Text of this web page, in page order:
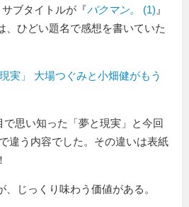
ブタイトルが『バクマン。 (1) 』
、ひどい題名で感想を書いていた
実」 大場つぐみと小畑健がもう
思い知った「夢と現実」と今回
違う内容でした。その違いは表紙
じっくり味わう価値がある。